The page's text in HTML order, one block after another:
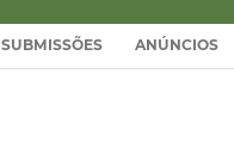
SUBMISSÕES ANÚNCIOS